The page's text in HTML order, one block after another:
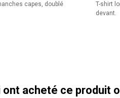
capes, doublé
T-shirt
devant.
ont acheté ce produit